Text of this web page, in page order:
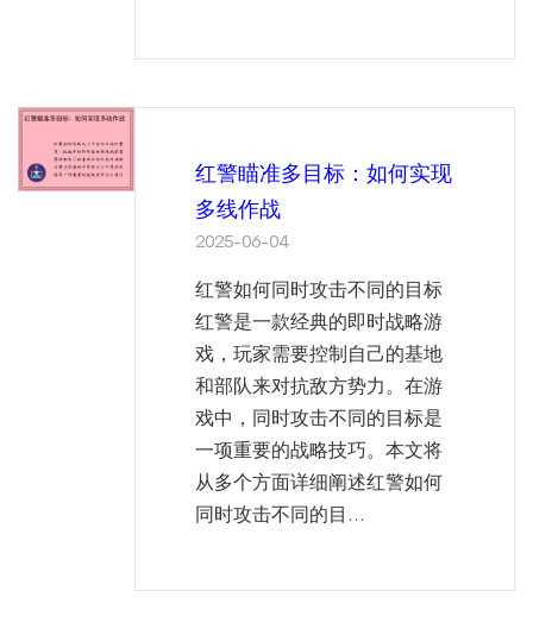
红警瞄准多目标：如何实现
多线作战
2025-06-04
红警如何同时攻击不同的目标
红警是一款经典的即时战略游
戏，玩家需要控制自己的基地
和部队来对抗敌方势力。在游
戏中，同时攻击不同的目标是
一项重要的战略技巧。本文将
从多个方面详细阐述红警如何
同时攻击不同的目...